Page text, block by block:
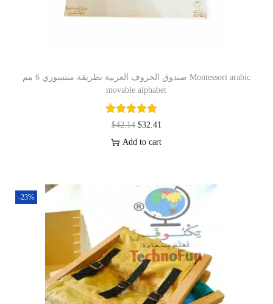
صندوق الحروف العربية بطريقة منتسوري 6 مم Montessori arabic
movable alphabet
$42.14 $32.41
Add to cart
-23%